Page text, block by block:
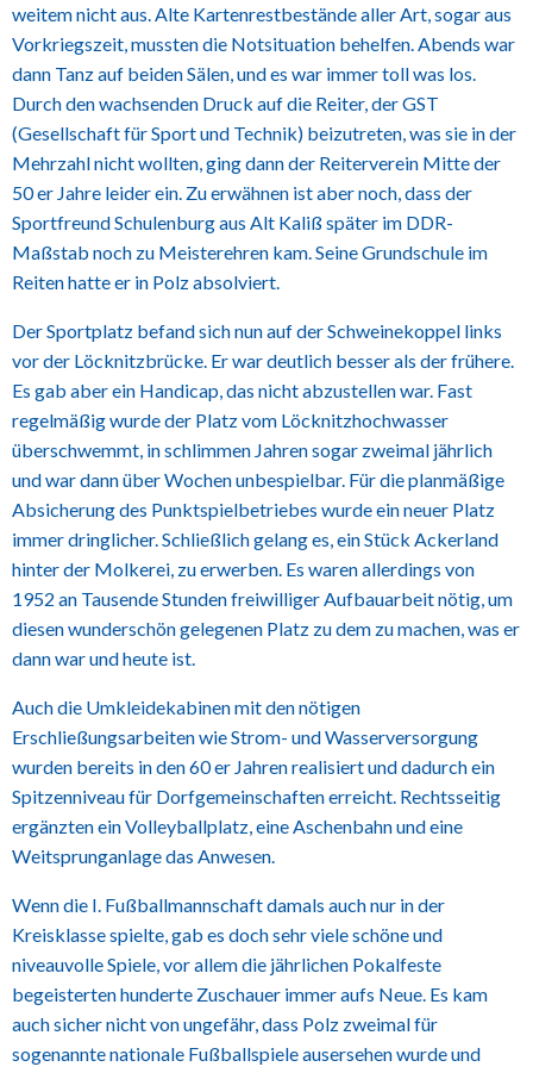
weitem nicht aus. Alte Kartenrestbestände aller Art, sogar aus
Vorkriegszeit, mussten die Notsituation behelfen. Abends war
dann Tanz auf beiden Sälen, und es war immer toll was los.
Durch den wachsenden Druck auf die Reiter, der GST
(Gesellschaft für Sport und Technik) beizutreten, was sie in der
Mehrzahl nicht wollten, ging dann der Reiterverein Mitte der
50 er Jahre leider ein. Zu erwähnen ist aber noch, dass der
Sportfreund Schulenburg aus Alt Kaliß später im DDR-
Maßstab noch zu Meisterehren kam. Seine Grundschule im
Reiten hatte er in Polz absolviert.
Der Sportplatz befand sich nun auf der Schweinekoppel links
vor der Löcknitzbrücke. Er war deutlich besser als der frühere.
Es gab aber ein Handicap, das nicht abzustellen war. Fast
regelmäßig wurde der Platz vom Löcknitzhochwasser
überschwemmt, in schlimmen Jahren sogar zweimal jährlich
und war dann über Wochen unbespielbar. Für die planmäßige
Absicherung des Punktspielbetriebes wurde ein neuer Platz
immer dringlicher. Schließlich gelang es, ein Stück Ackerland
hinter der Molkerei, zu erwerben. Es waren allerdings von
1952 an Tausende Stunden freiwilliger Aufbauarbeit nötig, um
diesen wunderschön gelegenen Platz zu dem zu machen, was er
dann war und heute ist.
Auch die Umkleidekabinen mit den nötigen
Erschließungsarbeiten wie Strom- und Wasserversorgung
wurden bereits in den 60 er Jahren realisiert und dadurch ein
Spitzenniveau für Dorfgemeinschaften erreicht. Rechtsseitig
ergänzten ein Volleyballplatz, eine Aschenbahn und eine
Weitsprunganlage das Anwesen.
Wenn die I. Fußballmannschaft damals auch nur in der
Kreisklasse spielte, gab es doch sehr viele schöne und
niveauvolle Spiele, vor allem die jährlichen Pokalfeste
begeisterten hunderte Zuschauer immer aufs Neue. Es kam
auch sicher nicht von ungefähr, dass Polz zweimal für
sogenannte nationale Fußballspiele ausersehen wurde und